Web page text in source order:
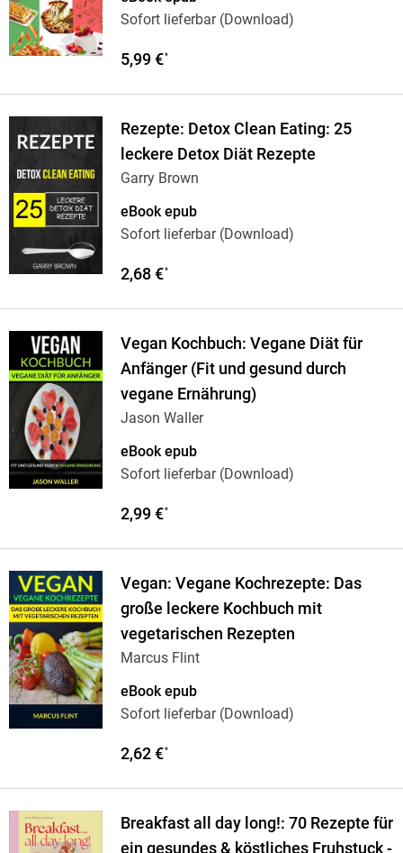
Sofort lieferbar (Download)
5,99 €*
Rezepte: Detox Clean Eating: 25
leckere Detox Diät Rezepte
Garry Brown
eBook epub
Sofort lieferbar (Download)
2,68 €*
Vegan Kochbuch: Vegane Diät für
Anfänger (Fit und gesund durch
vegane Ernährung)
Jason Waller
eBook epub
Sofort lieferbar (Download)
2,99 €*
Vegan: Vegane Kochrezepte: Das
große leckere Kochbuch mit
vegetarischen Rezepten
Marcus Flint
eBook epub
Sofort lieferbar (Download)
2,62 €*
Breakfast all day long!: 70 Rezepte für
ein gesundes & köstliches Fruhstuck -